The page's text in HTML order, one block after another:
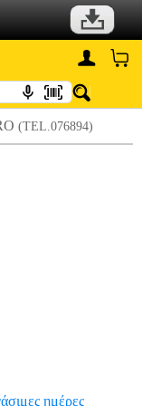
(TEL.076894)
ημέρες